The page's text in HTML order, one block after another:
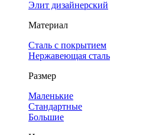
Элит дизайнерский
Материал
Сталь с покрытием
Нержавеющая сталь
Размер
Маленькие
Стандартные
Большие